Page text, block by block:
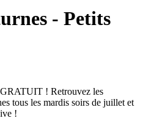
- Petits
! Retrouvez les
tous les mardis soirs de juillet et
!